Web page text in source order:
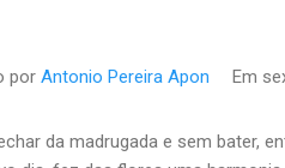
por Antonio Pereira Apon Em
da madrugada e sem bater,